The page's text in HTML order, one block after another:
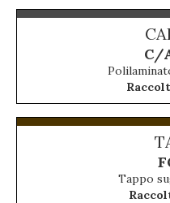
C/
Tappo